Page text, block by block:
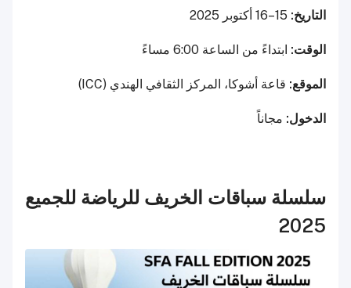
التاريخ:
الوقت: ابتداءً من الساعة 6:00 مساءً
الموقع: قاعة أشوكا، المركز الثقافي الهندي (ICC)
الدخول: مجاناً
سلسلة سباقات الخريف للرياضة للجميع
2025